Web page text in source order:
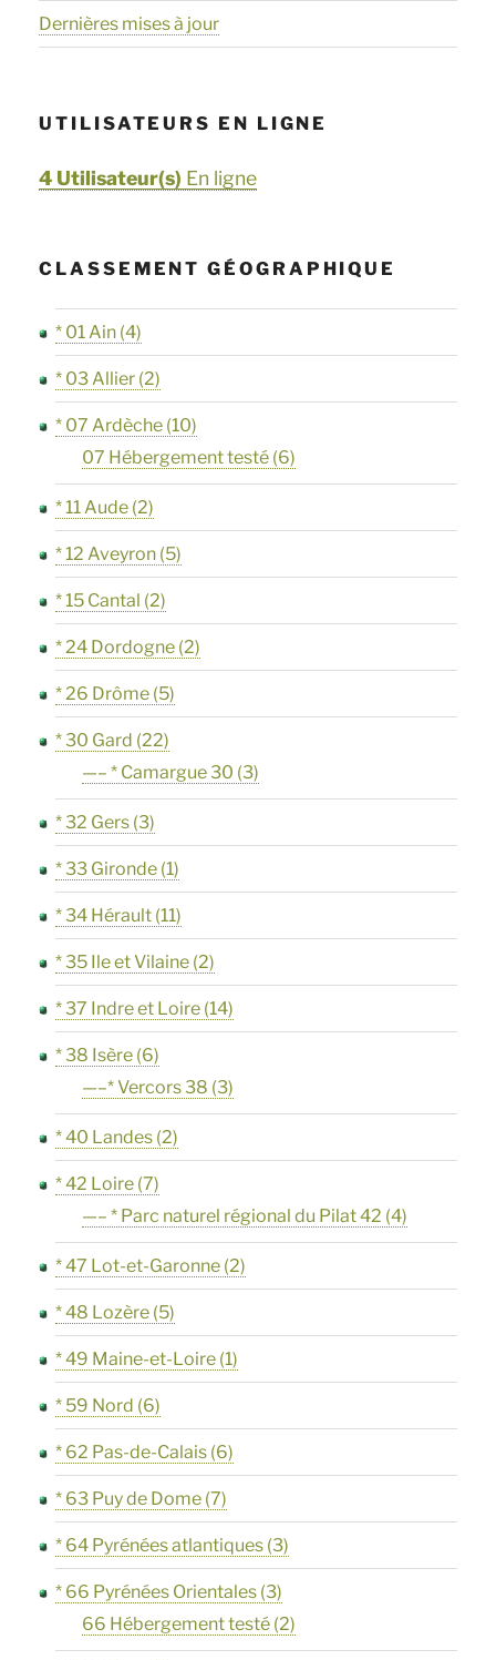
Dernières mises à jour
UTILISATEURS EN LIGNE
4 Utilisateur(s) En ligne
CLASSEMENT GÉOGRAPHIQUE
* 01 Ain (4)
* 03 Allier (2)
* 07 Ardèche (10)
07 Hébergement testé (6)
* 11 Aude (2)
* 12 Aveyron (5)
* 15 Cantal (2)
* 24 Dordogne (2)
* 26 Drôme (5)
* 30 Gard (22)
—– * Camargue 30 (3)
* 32 Gers (3)
* 33 Gironde (1)
* 34 Hérault (11)
* 35 Ile et Vilaine (2)
* 37 Indre et Loire (14)
* 38 Isère (6)
—–* Vercors 38 (3)
* 40 Landes (2)
* 42 Loire (7)
—– * Parc naturel régional du Pilat 42 (4)
* 47 Lot-et-Garonne (2)
* 48 Lozère (5)
* 49 Maine-et-Loire (1)
* 59 Nord (6)
* 62 Pas-de-Calais (6)
* 63 Puy de Dome (7)
* 64 Pyrénées atlantiques (3)
* 66 Pyrénées Orientales (3)
66 Hébergement testé (2)